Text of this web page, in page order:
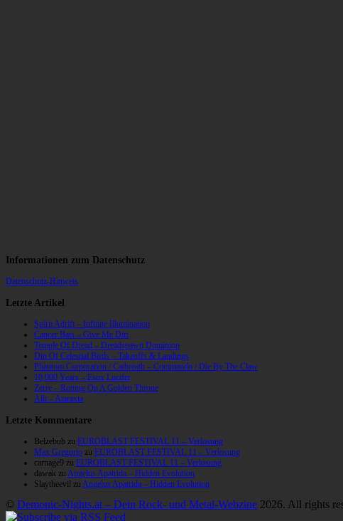
Informationen zum Datenschutz
Datenschutz-Hinweis
Letzte Artikel
Spirit Adrift – Infinite Illumination
Cancer Bats – Give Me Dirt
Temple Of Dread – Dreadspawn Dominion
Din Of Celestial Birds – Takeoffs & Landings
Phantom Corporation / Catbreath – Commando / Die By The Claw
10,000 Years – Esox Lucifer
Zerre – Rotting On A Golden Throne
Allt – Ataraxia
Letzte Kommentare
Belzebub zu EUROBLAST FESTIVAL 11 – Verlosung
Max Gregorio zu EUROBLAST FESTIVAL 11 – Verlosung
carnage9 zu EUROBLAST FESTIVAL 11 – Verlosung
dawak zu Angelus Apatrida – Hidden Evolution
Slaytheevil zu Angelus Apatrida – Hidden Evolution
© Demonic-Nights.at – Dein Rock- und Metal-Webzine 2026. All rights